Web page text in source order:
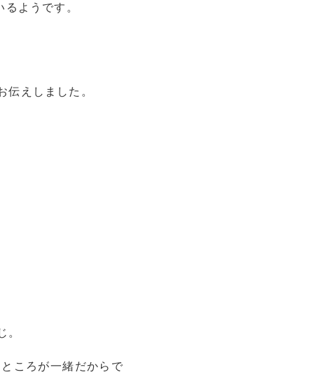
ようです。
えしました。
ころが一緒だからで